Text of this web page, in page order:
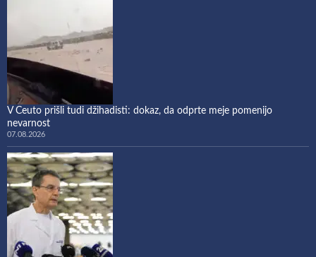
V Ceuto prišli tudi džihadisti: dokaz, da odprte meje pomenijo
nevarnost
07.08.2026